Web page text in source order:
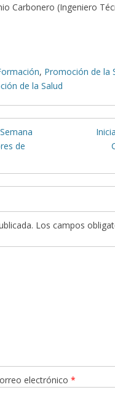
Carbonero (Ingeniero
, Promoción de la
de la Salud
de
Los campos
electrónico*